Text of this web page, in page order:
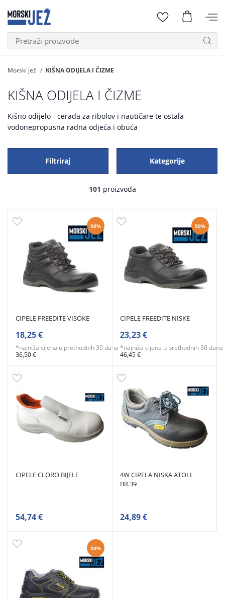
Morski jež KIŠNA ODIJELA I ČIZME
KIŠNA ODIJELA I ČIZME
Kišno odijelo - cerada za ribolov i nautičare te ostala
vodonepropusna radna odjeća i obuća
Filtriraj Kategorije
101 proizvoda
50%
CIPELE FREEDITE VISOKE
18,25 €
*najniža cijena u prethodnih 30 dana
36,50 €
50%
CIPELE FREEDITE NISKE
23,23 €
*najniža cijena u prethodnih 30 dana
46,45 €
CIPELE CLORO BIJELE
54,74 €
4W CIPELA NISKA ATOLL
BR.39
24,89 €
50%